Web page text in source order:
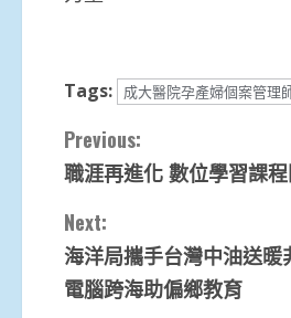
Tags: 成大醫院孕產婦個案管理
Continue
Reading
Previous:
職涯再進化 數位學習課
Next:
海洋局攜手台灣中油送
電腦跨海助偏鄉教育